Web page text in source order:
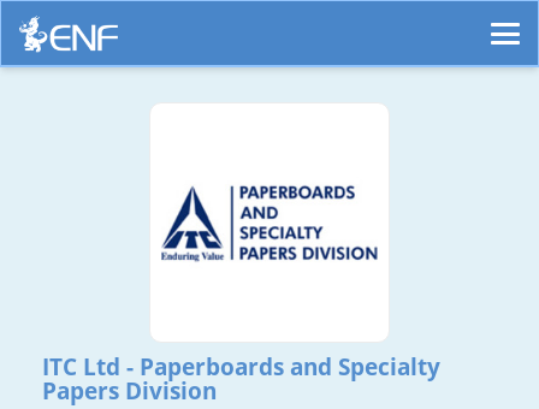
ITC Ltd - Paperboards and Specialty
Papers Division